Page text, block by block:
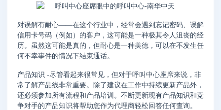
对误解有耐心——在这个行业中，经常会遇到忘记密码、误解
信用卡号码（例如）的客户，这可能是一种极其令人沮丧的经
历。虽然这可能是真的，但耐心是一种美德，可以在不发生任
何不幸事件的情况下结束通话。
产品知识 -尽管看起来很常见，但对于呼叫中心座席来说，非
常了解产品线非常重要。除了建议在工作中持续更新产品外，
还必须参加所有流程和产品培训。不断更新现有产品知识和竞
争对手的产品知识将帮助您作为代理商轻松回答任何查询。